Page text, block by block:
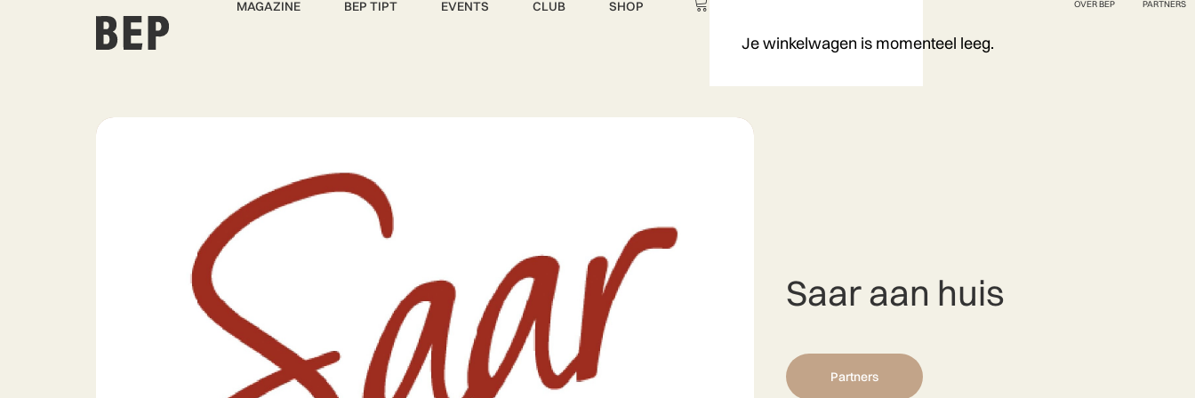
MAGAZINE BEP TIPT EVENTS CLUB SHOP OVER BEP PARTNERS
Je winkelwagen is momenteel leeg.
Saar aan huis
Partners